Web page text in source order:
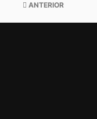
ANTERIOR